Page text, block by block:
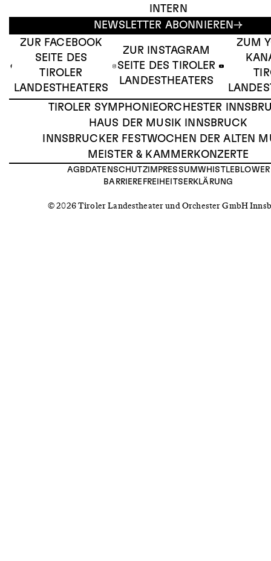
INTERN
NEWSLETTER ABONNIEREN
ZUR FACEBOOK
SEITE DES
TIROLER
LANDESTHEATERS
ZUR INSTAGRAM
SEITE DES TIROLER
LANDESTHEATERS
ZUM
TIROLER SYMPHONIEORCHESTER
HAUS DER MUSIK INNSBRUCK
INNSBRUCKER FESTWOCHEN DER ALTEN
MEISTER & KAMMERKONZERTE
AGB DATENSCHUTZIMPRESSUMWHISTLEBLOWER
BARRIEREFREIHEITSERKLÄRUNG
© 2026 Tiroler Landestheater und Orchester GmbH